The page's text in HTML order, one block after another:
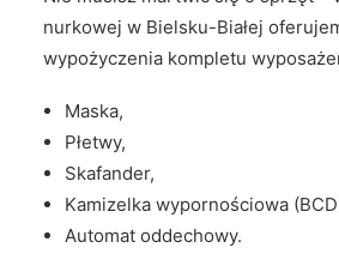
nurkowej w Bielsku-Białej
wypożyczenia kompletu
Maska,
Płetwy,
Skafander,
Kamizelka wypornościowa
Automat oddechowy.